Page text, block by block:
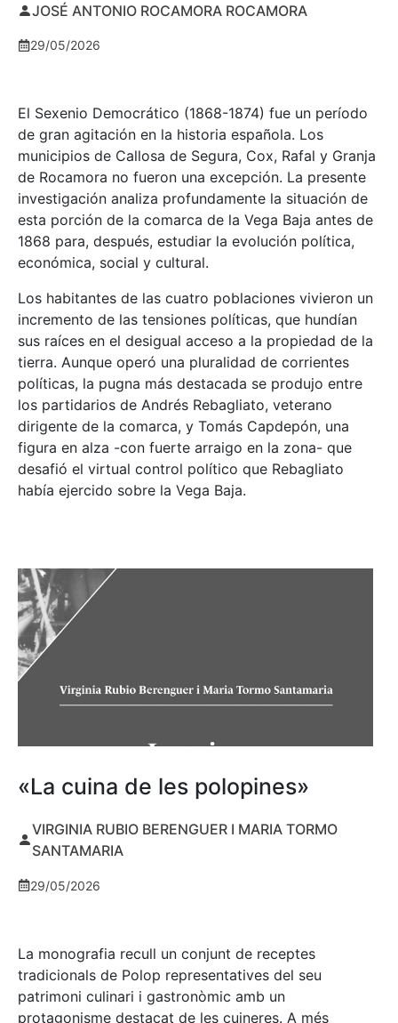
JOSÉ ANTONIO ROCAMORA ROCAMORA
29/05/2026
El Sexenio Democrático (1868-1874) fue un período
de gran agitación en la historia española. Los
municipios de Callosa de Segura, Cox, Rafal y Granja
de Rocamora no fueron una excepción. La presente
investigación analiza profundamente la situación de
esta porción de la comarca de la Vega Baja antes de
1868 para, después, estudiar la evolución política,
económica, social y cultural.
Los habitantes de las cuatro poblaciones vivieron un
incremento de las tensiones políticas, que hundían
sus raíces en el desigual acceso a la propiedad de la
tierra. Aunque operó una pluralidad de corrientes
políticas, la pugna más destacada se produjo entre
los partidarios de Andrés Rebagliato, veterano
dirigente de la comarca, y Tomás Capdepón, una
figura en alza -con fuerte arraigo en la zona- que
desafió el virtual control político que Rebagliato
había ejercido sobre la Vega Baja.
«La cuina de les polopines»
VIRGINIA RUBIO BERENGUER I MARIA TORMO
SANTAMARIA
29/05/2026
La monografia recull un conjunt de receptes
tradicionals de Polop representatives del seu
patrimoni culinari i gastronòmic amb un
protagonisme destacat de les cuineres. A més